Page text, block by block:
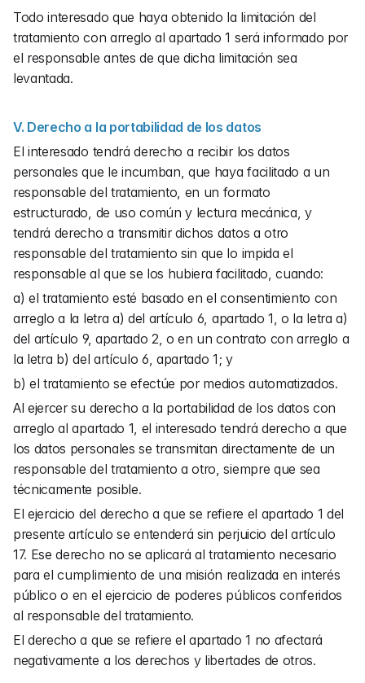
Todo interesado que haya obtenido la limitación del
tratamiento con arreglo al apartado 1 será informado por
el responsable antes de que dicha limitación sea
levantada.
V. Derecho a la portabilidad de los datos
El interesado tendrá derecho a recibir los datos
personales que le incumban, que haya facilitado a un
responsable del tratamiento, en un formato
estructurado, de uso común y lectura mecánica, y
tendrá derecho a transmitir dichos datos a otro
responsable del tratamiento sin que lo impida el
responsable al que se los hubiera facilitado, cuando:
a) el tratamiento esté basado en el consentimiento con
arreglo a la letra a) del artículo 6, apartado 1, o la letra a)
del artículo 9, apartado 2, o en un contrato con arreglo a
la letra b) del artículo 6, apartado 1; y
b) el tratamiento se efectúe por medios automatizados.
Al ejercer su derecho a la portabilidad de los datos con
arreglo al apartado 1, el interesado tendrá derecho a que
los datos personales se transmitan directamente de un
responsable del tratamiento a otro, siempre que sea
técnicamente posible.
El ejercicio del derecho a que se refiere el apartado 1 del
presente artículo se entenderá sin perjuicio del artículo
17. Ese derecho no se aplicará al tratamiento necesario
para el cumplimiento de una misión realizada en interés
público o en el ejercicio de poderes públicos conferidos
al responsable del tratamiento.
El derecho a que se refiere el apartado 1 no afectará
negativamente a los derechos y libertades de otros.